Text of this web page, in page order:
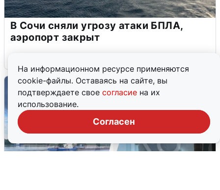
На информационном ресурсе применяются
cookie-файлы. Оставаясь на сайте, вы
подтверждаете свое согласие на их
использование.
Согласен
В Сочи сняли угрозу атаки БПЛА,
аэропорт закрыт